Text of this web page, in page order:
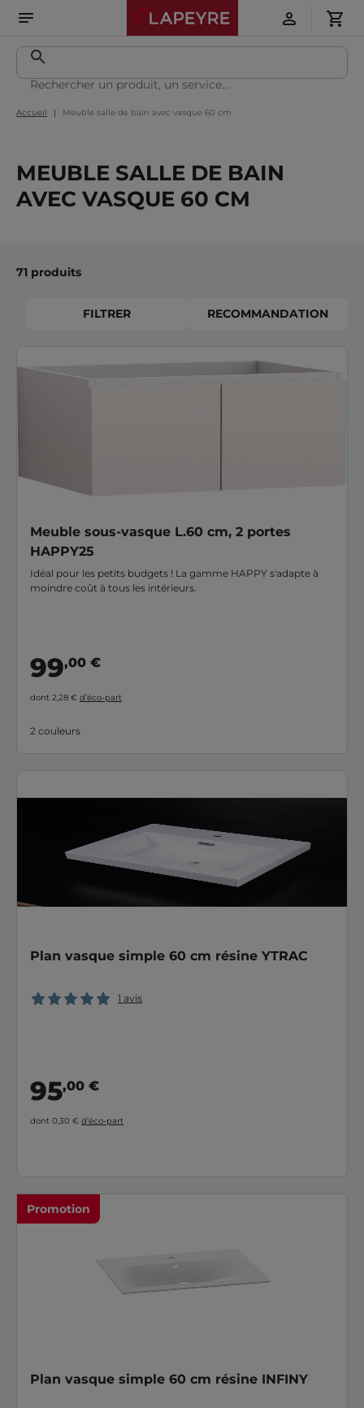
Accueil Meuble salle de bain avec vasque 60 cm
MEUBLE SALLE DE BAIN
AVEC VASQUE 60 CM
71 produits
FILTRER RECOMMANDATION
Meuble sous-vasque L.60 cm, 2 portes
HAPPY25
Idéal pour les petits budgets ! La gamme HAPPY s'adapte à
moindre coût à tous les intérieurs.
99,00 €
dont 2,28 € d’éco-part
2 couleurs
Plan vasque simple 60 cm résine YTRAC
1 avis
95,00 €
dont 0,30 € d’éco-part
Promotion
Plan vasque simple 60 cm résine INFINY